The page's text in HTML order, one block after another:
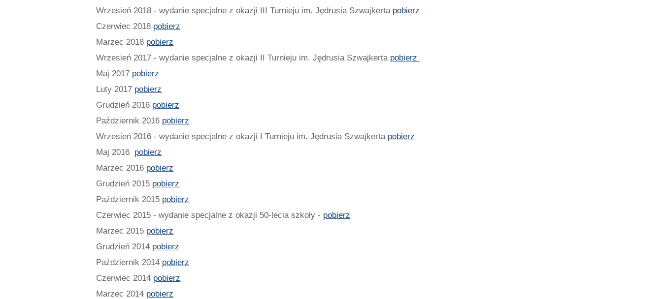
Wrzesień 2018 - wydanie specjalne z okazji III Turnieju im. Jędrusia Szwajkerta pobierz
Czerwiec 2018 pobierz
Marzec 2018 pobierz
Wrzesień 2017 - wydanie specjalne z okazji II Turnieju im. Jędrusia Szwajkerta pobierz
Maj 2017 pobierz
Luty 2017 pobierz
Grudzień 2016 pobierz
Październik 2016 pobierz
Wrzesień 2016 - wydanie specjalne z okazji I Turnieju im. Jędrusia Szwajkerta pobierz
Maj 2016 pobierz
Marzec 2016 pobierz
Grudzień 2015 pobierz
Październik 2015 pobierz
Czerwiec 2015 - wydanie specjalne z okazji 50-lecia szkoły - pobierz
Marzec 2015 pobierz
Grudzień 2014 pobierz
Październik 2014 pobierz
Czerwiec 2014 pobierz
Marzec 2014 pobierz